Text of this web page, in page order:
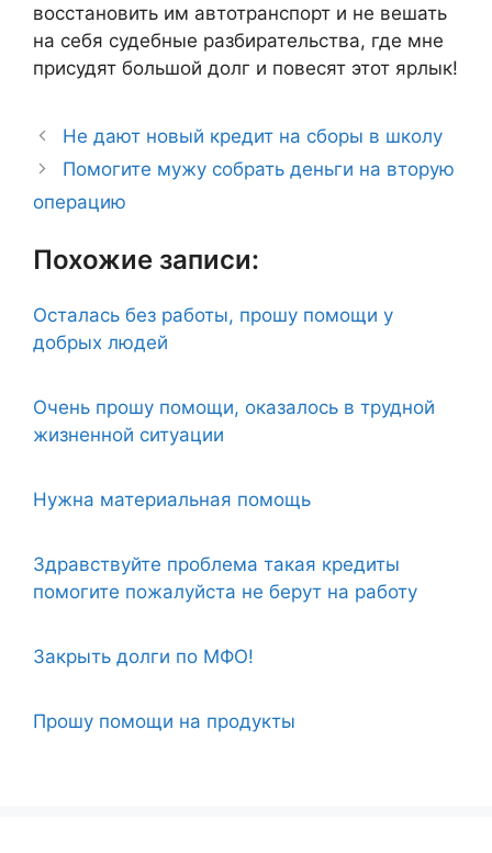
восстановить им автотранспорт и не вешать
на себя судебные разбирательства, где мне
присудят большой долг и повесят этот ярлык!
Не дают новый кредит на сборы в школу
Помогите мужу собрать деньги на вторую
операцию
Похожие записи:
Осталась без работы, прошу помощи у
добрых людей
Очень прошу помощи, оказалось в трудной
жизненной ситуации
Нужна материальная помощь
Здравствуйте проблема такая кредиты
помогите пожалуйста не берут на работу
Закрыть долги по МФО!
Прошу помощи на продукты